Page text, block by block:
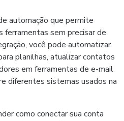
automação que permite
sem precisar de
você pode automatizar
planilhas, atualizar contatos
em ferramentas de e-mail
diferentes sistemas usados na
como conectar sua conta